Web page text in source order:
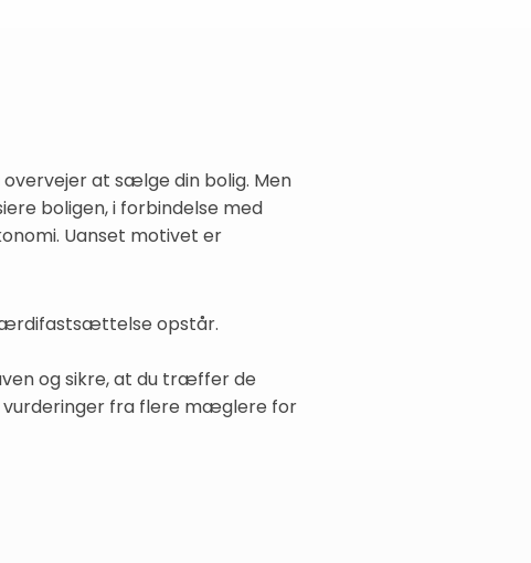
at sælge din bolig. Men
boligen, i forbindelse med
Uanset motivet er
opstår.
og sikre, at du træffer de
vurderinger fra flere mæglere for